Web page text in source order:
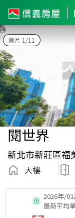
圖片 1/11
閱世界
新北市新莊區福
大樓
2026年/01
最新平均